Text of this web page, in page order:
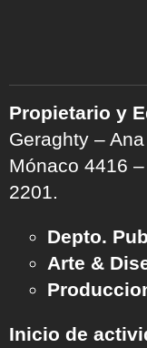
Propietario y
Geraghty –
Mónaco 4416
2201.
Depto.
Arte &
Inicio de